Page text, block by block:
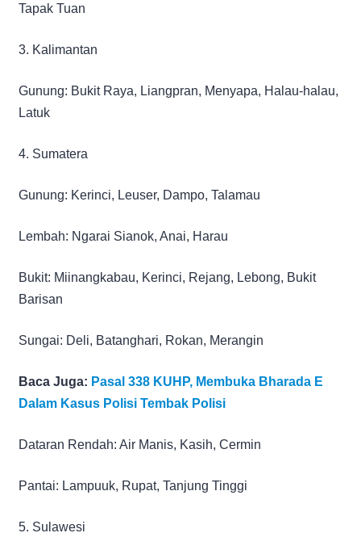
Tapak Tuan
3. Kalimantan
Gunung: Bukit Raya, Liangpran, Menyapa, Halau-halau,
Latuk
4. Sumatera
Gunung: Kerinci, Leuser, Dampo, Talamau
Lembah: Ngarai Sianok, Anai, Harau
Bukit: Miinangkabau, Kerinci, Rejang, Lebong, Bukit
Barisan
Sungai: Deli, Batanghari, Rokan, Merangin
Baca Juga: Pasal 338 KUHP, Membuka Bharada E
Dalam Kasus Polisi Tembak Polisi
Dataran Rendah: Air Manis, Kasih, Cermin
Pantai: Lampuuk, Rupat, Tanjung Tinggi
5. Sulawesi